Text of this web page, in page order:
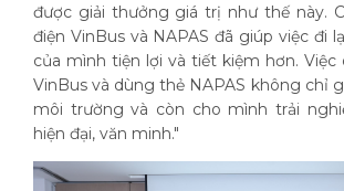
được giải thưởng giá trị như thế này.
điện VinBus và NAPAS đã giúp việc đi
của mình tiện lợi và tiết kiệm hơn. Việc
VinBus và dùng thẻ NAPAS không chỉ
môi trường và còn cho mình trải
hiện đại, văn minh."